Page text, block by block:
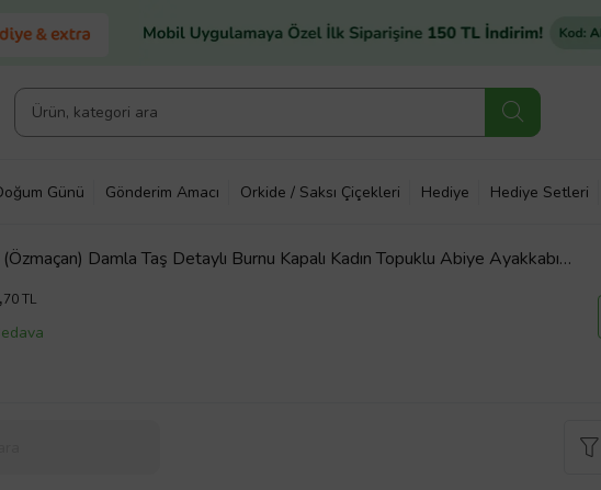
Günü Gönderim Amacı Orkide / Saksı Çiçekleri Hediye Hediye Setleri
Damla Taş Detaylı Burnu Kapalı Kadın Topuklu Abiye Ayakkabı
70 TL